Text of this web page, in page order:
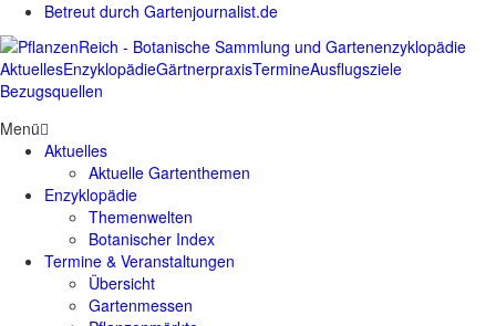
Betreut durch Gartenjournalist.de
AktuellesEnzyklopädieGärtnerpraxisTermineAusflugsziele
Bezugsquellen
Menü
Aktuelles
Aktuelle Gartenthemen
Enzyklopädie
Themenwelten
Botanischer Index
Termine & Veranstaltungen
Übersicht
Gartenmessen